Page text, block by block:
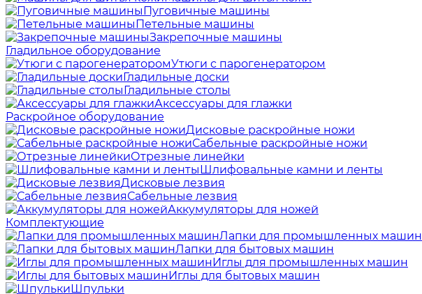
Пуговичные машины
Петельные машины
Закрепочные машины
Гладильное оборудование
Утюги с парогенератором
Гладильные доски
Гладильные столы
Аксессуары для глажки
Раскройное оборудование
Дисковые раскройные ножи
Сабельные раскройные ножи
Отрезные линейки
Шлифовальные камни и ленты
Дисковые лезвия
Сабельные лезвия
Аккумуляторы для ножей
Комплектующие
Лапки для промышленных машин
Лапки для бытовых машин
Иглы для промышленных машин
Иглы для бытовых машин
Шпульки